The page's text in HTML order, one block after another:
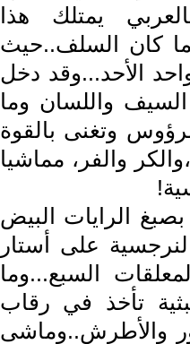
يمتلك هذا
كان السلف..حيث
الأحد...وقد دخل
واللسان وما
وتغنى بالقوة
والفر، مماشيا
الرايات البيض
على أستار
السبع...وما
تأخذ في رقاب
والأطرش..وماشى